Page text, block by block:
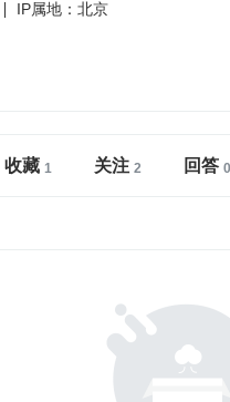
IP属地：北京
收藏 关注 回答